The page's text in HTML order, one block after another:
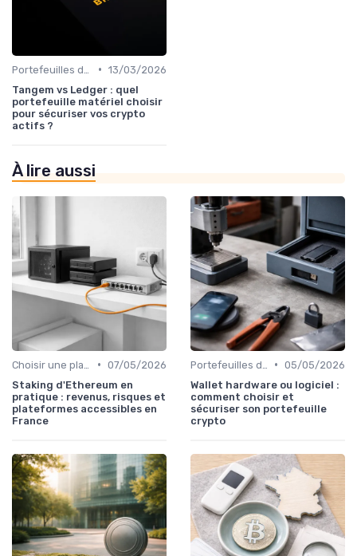
• 13/03/2026
Tangem vs Ledger : quel
portefeuille matériel choisir
pour sécuriser vos crypto
actifs ?
À lire aussi
• 07/05/2026
Staking d'Ethereum en
pratique : revenus, risques et
plateformes accessibles en
France
• 05/05/2026
Wallet hardware ou logiciel :
comment choisir et
sécuriser son portefeuille
crypto